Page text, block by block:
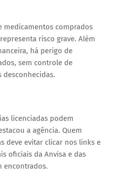
medicamentos comprados
risco grave. Além
há perigo de
sem controle de
licenciadas podem
a agência. Quem
deve evitar clicar nos links e
oficiais da Anvisa e das
encontrados.